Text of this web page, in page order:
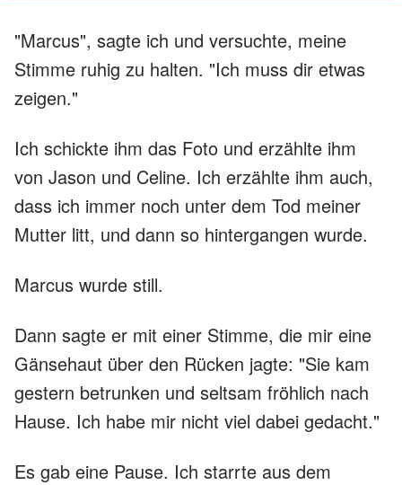
"Marcus", sagte ich und versuchte, meine
Stimme ruhig zu halten. "Ich muss dir etwas
zeigen."
Ich schickte ihm das Foto und erzählte ihm
von Jason und Celine. Ich erzählte ihm auch,
dass ich immer noch unter dem Tod meiner
Mutter litt, und dann so hintergangen wurde.
Marcus wurde still.
Dann sagte er mit einer Stimme, die mir eine
Gänsehaut über den Rücken jagte: "Sie kam
gestern betrunken und seltsam fröhlich nach
Hause. Ich habe mir nicht viel dabei gedacht."
Es gab eine Pause. Ich starrte aus dem